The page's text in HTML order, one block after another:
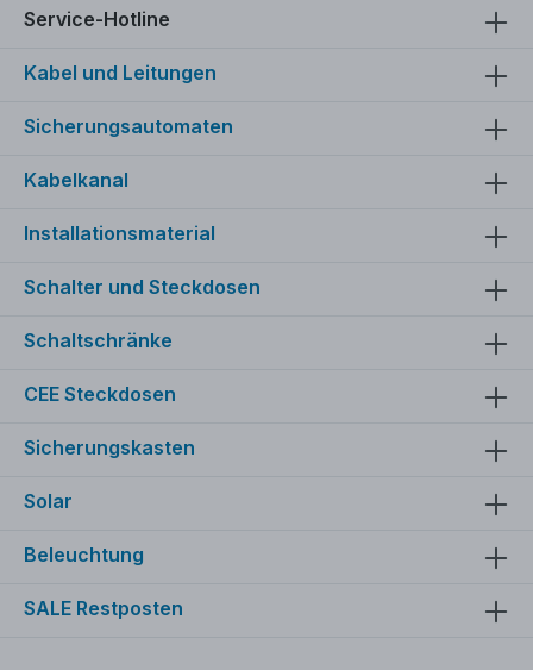
Service-Hotline
Kabel und Leitungen
Sicherungsautomaten
Kabelkanal
Installationsmaterial
Schalter und Steckdosen
Schaltschränke
CEE Steckdosen
Sicherungskasten
Solar
Beleuchtung
SALE Restposten